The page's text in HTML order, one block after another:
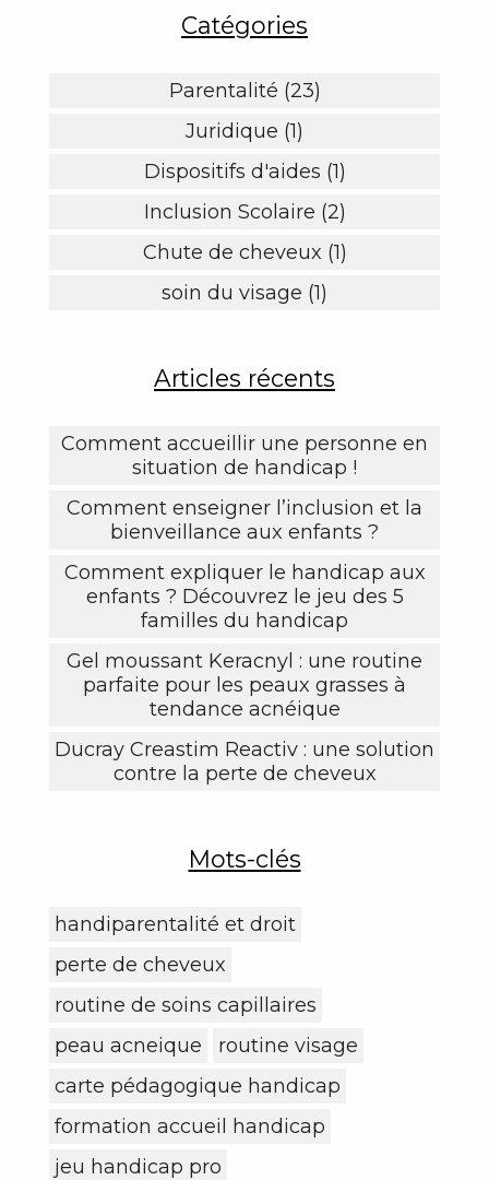
Catégories
Parentalité (23)
Juridique (1)
Dispositifs d'aides (1)
Inclusion Scolaire (2)
Chute de cheveux (1)
soin du visage (1)
Articles récents
Comment accueillir une personne en
situation de handicap !
Comment enseigner l’inclusion et la
bienveillance aux enfants ?
Comment expliquer le handicap aux
enfants ? Découvrez le jeu des 5
familles du handicap
Gel moussant Keracnyl : une routine
parfaite pour les peaux grasses à
tendance acnéique
Ducray Creastim Reactiv : une solution
contre la perte de cheveux
Mots-clés
handiparentalité et droit
perte de cheveux
routine de soins capillaires
peau acneique
routine visage
carte pédagogique handicap
formation accueil handicap
jeu handicap pro